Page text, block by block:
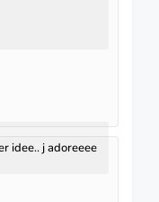
idee.. j adoreeee